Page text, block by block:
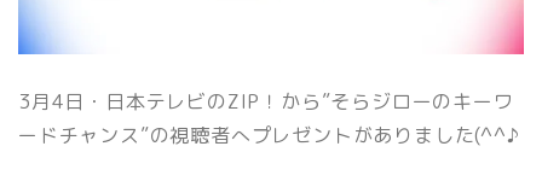
3月4日・日本テレビのZIP！から”そらジローのキーワ
ードチャンス”の視聴者へプレゼントがありました(^^♪